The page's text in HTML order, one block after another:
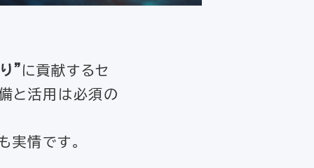
” に貢献するセ
と活用は必須の
情です。